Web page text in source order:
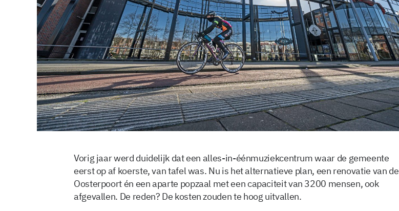
Vorig jaar werd duidelijk dat een alles-in-éénmuziekcentrum waar de gemeente
eerst op af koerste, van tafel was. Nu is het alternatieve plan, een renovatie van de
Oosterpoort én een aparte popzaal met een capaciteit van 3200 mensen, ook
afgevallen. De reden? De kosten zouden te hoog uitvallen.